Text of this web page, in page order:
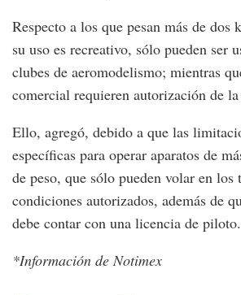
Respecto a los que pesan más de dos
su uso es recreativo, sólo pueden ser
clubes de aeromodelismo; mientras
comercial requieren autorización de
Ello, agregó, debido a que las
específicas para operar aparatos de
de peso, que sólo pueden volar en los
condiciones autorizados, además de
debe contar con una licencia de piloto.
*Información de Notimex